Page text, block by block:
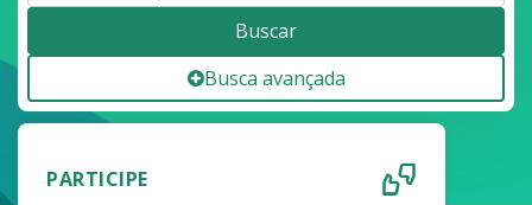
Buscar
Busca avançada
PARTICIPE